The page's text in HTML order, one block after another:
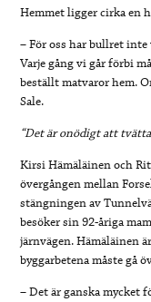
Hemmet ligger cirka en
– För oss har bullret
Varje gång vi går förbi
beställt matvaror hem.
Sale.
“Det är onödigt att
Kirsi Hämäläinen och
övergången mellan
stängningen av
besöker sin 92-åriga
järnvägen. Hämäläinen
byggarbetena måste gå
– Det är ganska mycket